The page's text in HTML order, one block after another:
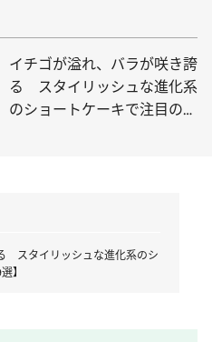
イチゴが溢れ、バラが咲き誇
る スタイリッシュな進化系
のショートケーキで注目の的
スタイリッシュな進化系のシ
】